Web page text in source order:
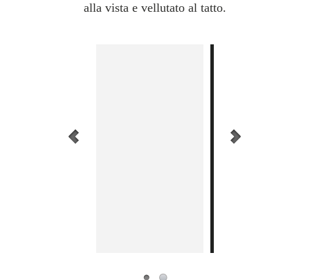
alla vista e vellutato al tatto.